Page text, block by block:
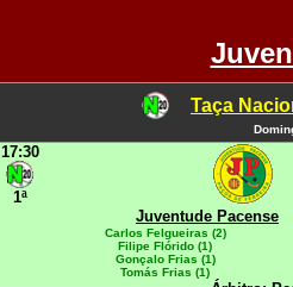
Taça
17:30
1ª
Juventude Pacense
Carlos Felgueiras (2)
Filipe Flórido (1)
Gonçalo Frias (1)
Tomás Frias (1)